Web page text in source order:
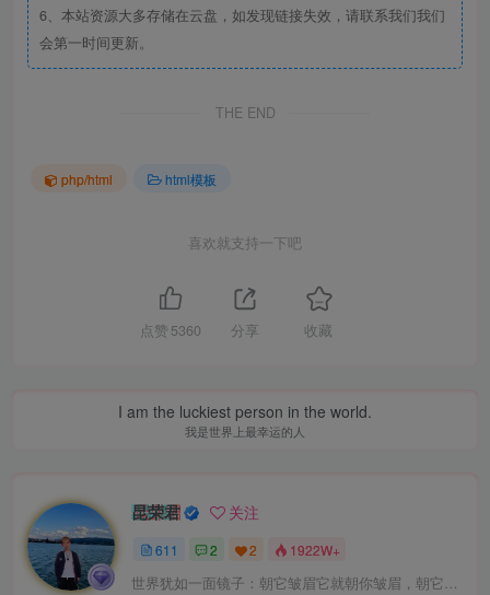
6、本站资源大多存储在云盘，如发现链接失效，请联系我们我们
会第一时间更新。
THE END
php/html html模板
喜欢就支持一下吧
点赞 5360 分享 收藏
I am the luckiest person in the world.
我是世界上最幸运的人
昆荣君 关注
611 2 2 1922W+
世界犹如一面镜子：朝它皱眉它就朝你皱眉，朝它微笑它也吵你微笑